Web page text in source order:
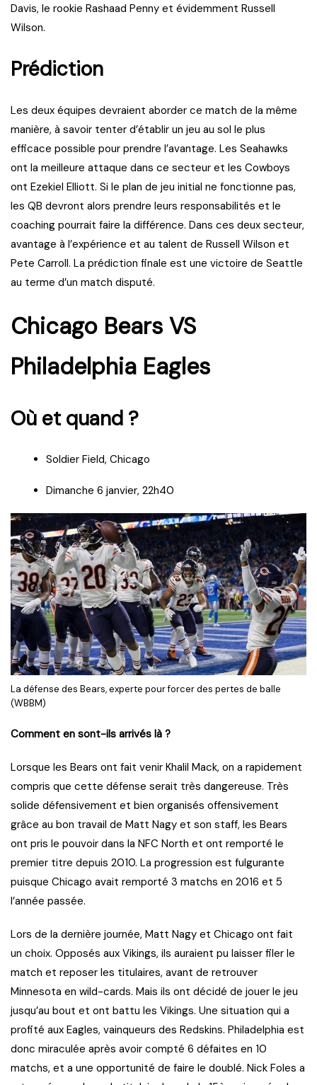
Davis, le rookie Rashaad Penny et évidemment Russell
Wilson.
Prédiction
Les deux équipes devraient aborder ce match de la même
manière, à savoir tenter d’établir un jeu au sol le plus
efficace possible pour prendre l’avantage. Les Seahawks
ont la meilleure attaque dans ce secteur et les Cowboys
ont Ezekiel Elliott. Si le plan de jeu initial ne fonctionne pas,
les QB devront alors prendre leurs responsabilités et le
coaching pourrait faire la différence. Dans ces deux secteur,
avantage à l’expérience et au talent de Russell Wilson et
Pete Carroll. La prédiction finale est une victoire de Seattle
au terme d’un match disputé.
Chicago Bears VS
Philadelphia Eagles
Où et quand ?
Soldier Field, Chicago
Dimanche 6 janvier, 22h40
La défense des Bears, experte pour forcer des pertes de balle
(WBBM)
Comment en sont-ils arrivés là ?
Lorsque les Bears ont fait venir Khalil Mack, on a rapidement
compris que cette défense serait très dangereuse. Très
solide défensivement et bien organisés offensivement
grâce au bon travail de Matt Nagy et son staff, les Bears
ont pris le pouvoir dans la NFC North et ont remporté le
premier titre depuis 2010. La progression est fulgurante
puisque Chicago avait remporté 3 matchs en 2016 et 5
l’année passée.
Lors de la dernière journée, Matt Nagy et Chicago ont fait
un choix. Opposés aux Vikings, ils auraient pu laisser filer le
match et reposer les titulaires, avant de retrouver
Minnesota en wild-cards. Mais ils ont décidé de jouer le jeu
jusqu’au bout et ont battu les Vikings. Une situation qui a
profité aux Eagles, vainqueurs des Redskins. Philadelphia est
donc miraculée après avoir compté 6 défaites en 10
matchs, et a une opportunité de faire le doublé. Nick Foles a